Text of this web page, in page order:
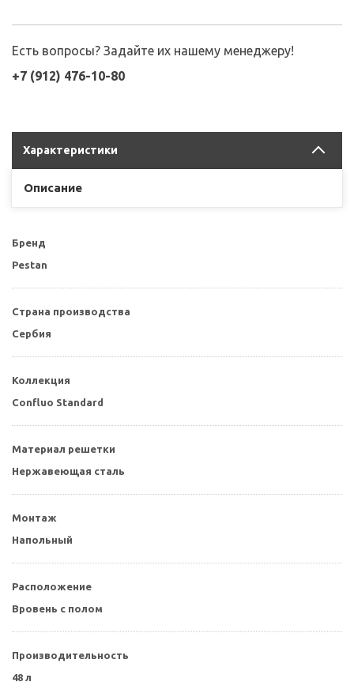
Есть вопросы? Задайте их нашему менеджеру!
+7 (912) 476-10-80
Характеристики
Описание
Бренд
Pestan
Страна производства
Сербия
Коллекция
Confluo Standard
Материал решетки
Нержавеющая сталь
Монтаж
Напольный
Расположение
Вровень с полом
Производительность
48 л